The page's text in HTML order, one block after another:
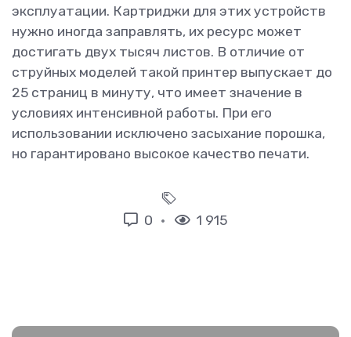
эксплуатации. Картриджи для этих устройств
нужно иногда заправлять, их ресурс может
достигать двух тысяч листов. В отличие от
струйных моделей такой принтер выпускает до
25 страниц в минуту, что имеет значение в
условиях интенсивной работы. При его
использовании исключено засыхание порошка,
но гарантировано высокое качество печати.
0 1 915